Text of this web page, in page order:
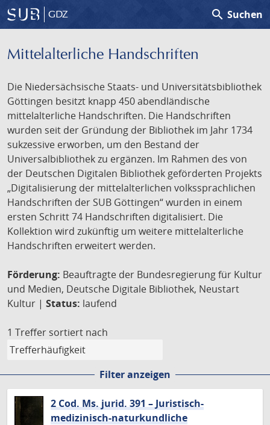
GDZ search Suchen
Mittelalterliche Handschriften
Die Niedersächsische Staats- und Universitätsbibliothek
Göttingen besitzt knapp 450 abendländische
mittelalterliche Handschriften. Die Handschriften
wurden seit der Gründung der Bibliothek im Jahr 1734
sukzessive erworben, um den Bestand der
Universalbibliothek zu ergänzen. Im Rahmen des von
der Deutschen Digitalen Bibliothek geförderten Projekts
„Digitalisierung der mittelalterlichen volkssprachlichen
Handschriften der SUB Göttingen“ wurden in einem
ersten Schritt 74 Handschriften digitalisiert. Die
Kollektion wird zukünftig um weitere mittelalterliche
Handschriften erweitert werden.
Förderung: Beauftragte der Bundesregierung für Kultur
und Medien, Deutsche Digitale Bibliothek, Neustart
Kultur | Status: laufend
1 Treffer sortiert nach
Filter anzeigen
2 Cod. Ms. jurid. 391 – Juristisch-
medizinisch-naturkundliche